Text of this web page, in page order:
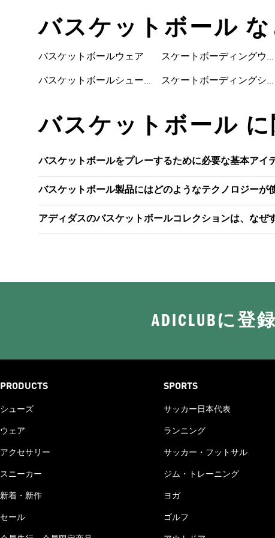
バスケットボール
バスケットボールウェア
バスケットボールシュー
ズ
スケートボーディングウ
スケートボーディングシ
バスケットボール に
バスケットボールをプレーするために必要な基本アイ
バスケットボール製品にはどのようなテクノロジーが
アディダスのバスケットボールコレクションは、なぜ
ADICLUBに登
PRODUCTS
シューズ
ウェア
アクセサリー
スニーカー
新着・新作
セール
SPORTS
サッカー日本代表
ランニング
サッカー・フットサル
ジム・トレーニング
ヨガ
ゴルフ